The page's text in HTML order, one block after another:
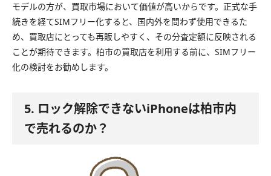
モデルの方が、買取市場において価値が高いからです。正式な手
続きを経てSIMフリー化すると、国内外を問わず使用できるた
め、買取店にとっても再販しやすく、その分査定額に反映される
ことが期待できます。柏市の買取店を利用する前に、SIMフリー
化の検討をお勧めします。
5. ロック解除できないiPhoneは柏市内
で売れるのか？